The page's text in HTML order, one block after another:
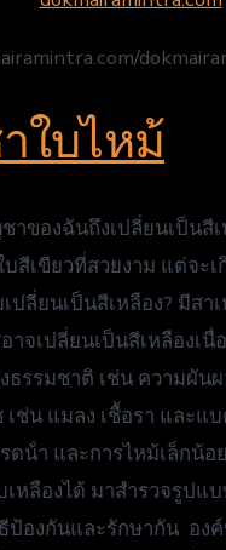
ใบไหม้
าของฉันถึงเปลี่ยนเป็นสี
บสีเขียวที่สวยงาม แต่จะ
ปลี่ยนเป็นสีเหลือง? มีสา
าจเปลี่ยนเป็นสีเหลืองเนื่
ธรรมชาติ เช่น ความผั
ช่น แมลง เชื้อรา และแบ
ดน้ํา และการไหม้เล็กน้อ
เหลืองได้ มาสํารวจรูปแ
ป้องกันและรักษากัน อง